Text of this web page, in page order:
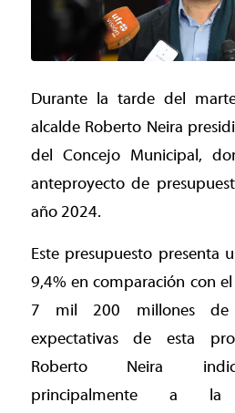
Durante la tarde del
alcalde Roberto Neira
del Concejo Municipal,
anteproyecto de
año 2024.
Este presupuesto presenta
9,4% en comparación con
7 mil 200 millones de
expectativas de esta
Roberto Neira
principalmente a la